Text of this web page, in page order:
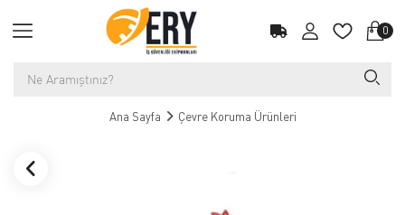
0
Ana Sayfa Çevre Koruma Ürünleri